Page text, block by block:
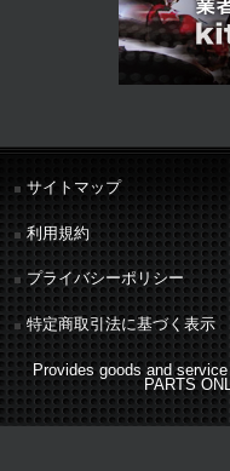
サイトマップ
利用規約
プライバシーポリシー
特定商取引法に基づく表示
Provides goods and
PARTS